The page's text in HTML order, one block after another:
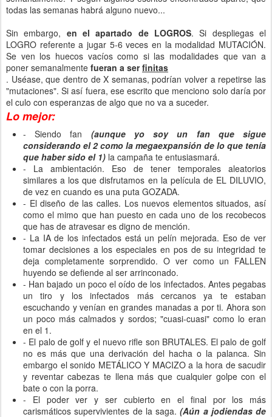
todas las semanas habrá alguno nuevo...
Sin embargo, en el apartado de LOGROS. Si despliegas el
LOGRO referente a jugar 5-6 veces en la modalidad MUTACIÓN.
Se ven los huecos vacíos como si las modalidades que van a
poner semanalmente fueran a serfinitas
. Uséase, que dentro de X semanas, podrían volver a repetirse las
"mutaciones". Si así fuera, ese escrito que menciono solo daría por
el culo con esperanzas de algo que no va a suceder.
Lo mejor:
- Siendo fan (aunque yo soy un fan que sigue
considerando el 2 como la megaexpansión de lo que tenía
que haber sido el 1) la campaña te entusiasmará.
- La ambientación. Eso de tener temporales aleatorios
similares a los que disfrutamos en la película de EL DILUVIO,
de vez en cuando es una puta GOZADA.
- El diseño de las calles. Los nuevos elementos situados, así
como el mimo que han puesto en cada uno de los recobecos
que has de atravesar es digno de mención.
- La IA de los infectados está un pelín mejorada. Eso de ver
tomar decisiones a los especiales en pos de su integridad te
deja completamente sorprendido. O ver como un FALLEN
huyendo se defiende al ser arrinconado.
- Han bajado un poco el oído de los infectados. Antes pegabas
un tiro y los infectados más cercanos ya te estaban
escuchando y venían en grandes manadas a por ti. Ahora son
un poco más calmados y sordos; "cuasi-cuasi" como lo eran
en el 1.
- El palo de golf y el nuevo rifle son BRUTALES. El palo de golf
no es más que una derivación del hacha o la palanca. Sin
embargo el sonido METÁLICO Y MACIZO a la hora de sacudir
y reventar cabezas te llena más que cualquier golpe con el
bate o con la porra.
- El poder ver y ser cubierto en el final por los más
carismáticos supervivientes de la saga.(Aún a jodiendas de